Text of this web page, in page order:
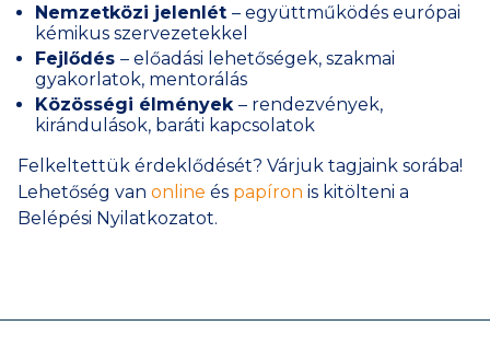
Nemzetközi jelenlét – együttműködés európai
kémikus szervezetekkel
Fejlődés – előadási lehetőségek, szakmai
gyakorlatok, mentorálás
Közösségi élmények – rendezvények,
kirándulások, baráti kapcsolatok
Felkeltettük érdeklődését? Várjuk tagjaink sorába!
Lehetőség van online és papíron is kitölteni a
Belépési Nyilatkozatot.